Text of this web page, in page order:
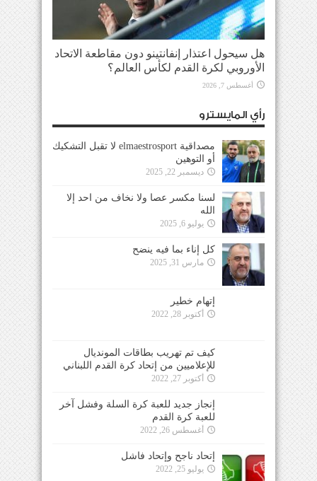
هل سيحول اعتذار إنفانتينو دون مقاطعة الاتحاد
الأوروبي لكرة القدم لكأس العالم؟
أغسطس 7, 2026
رأي المايسترو
مصداقية elmaestrosport لا تقبل التشكيك
أو التوهين
ديسمبر 22, 2025
لسنا مكسر عصا ولا نخاف من احد إلا
الله
يوليو 6, 2025
كل إناء بما فيه ينضح
مارس 31, 2025
إتهام خطير
أكتوبر 28, 2022
كيف تم تهريب بطاقات المونديال
للإعلاميين من إتحاد كرة القدم اللبناني
أكتوبر 27, 2022
إنجاز جديد للعبة كرة السلة وفشل آخر
للعبة كرة القدم
أغسطس 26, 2022
إتحاد ناجح وإتحاد فاشل
يوليو 25, 2022